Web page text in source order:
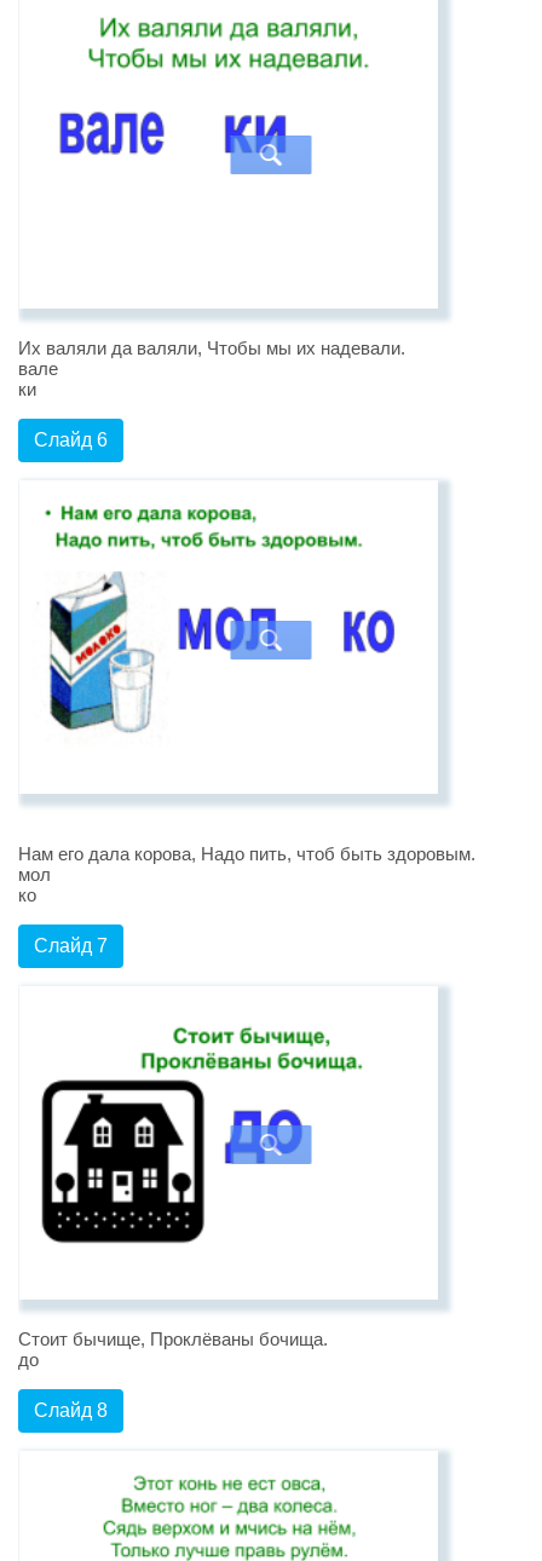
Их валяли да валяли, Чтобы мы их надевали.
вале
ки
Слайд 6
Нам его дала корова, Надо пить, чтоб быть здоровым.
мол
ко
Слайд 7
Стоит бычище, Проклёваны бочища.
до
Слайд 8